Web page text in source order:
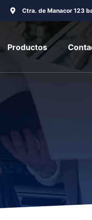
Ctra. de Manacor 123
Productos